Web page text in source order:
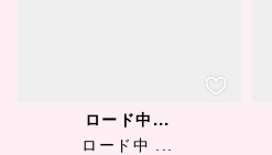
ロード中...
ロード中 ...